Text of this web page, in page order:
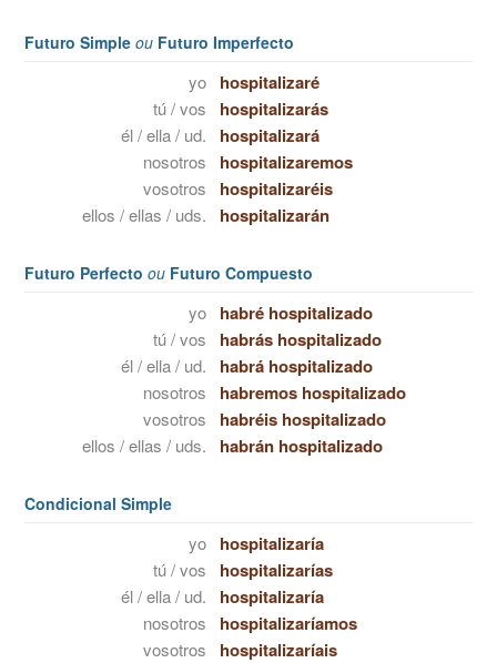
Futuro Simple ou Futuro Imperfecto
yo hospitalizaré
tú / vos hospitalizarás
él / ella / ud. hospitalizará
nosotros hospitalizaremos
vosotros hospitalizaréis
ellos / ellas / uds. hospitalizarán
Futuro Perfecto ou Futuro Compuesto
yo habré hospitalizado
tú / vos habrás hospitalizado
él / ella / ud. habrá hospitalizado
nosotros habremos hospitalizado
vosotros habréis hospitalizado
ellos / ellas / uds. habrán hospitalizado
Condicional Simple
yo hospitalizaría
tú / vos hospitalizarías
él / ella / ud. hospitalizaría
nosotros hospitalizaríamos
vosotros hospitalizaríais